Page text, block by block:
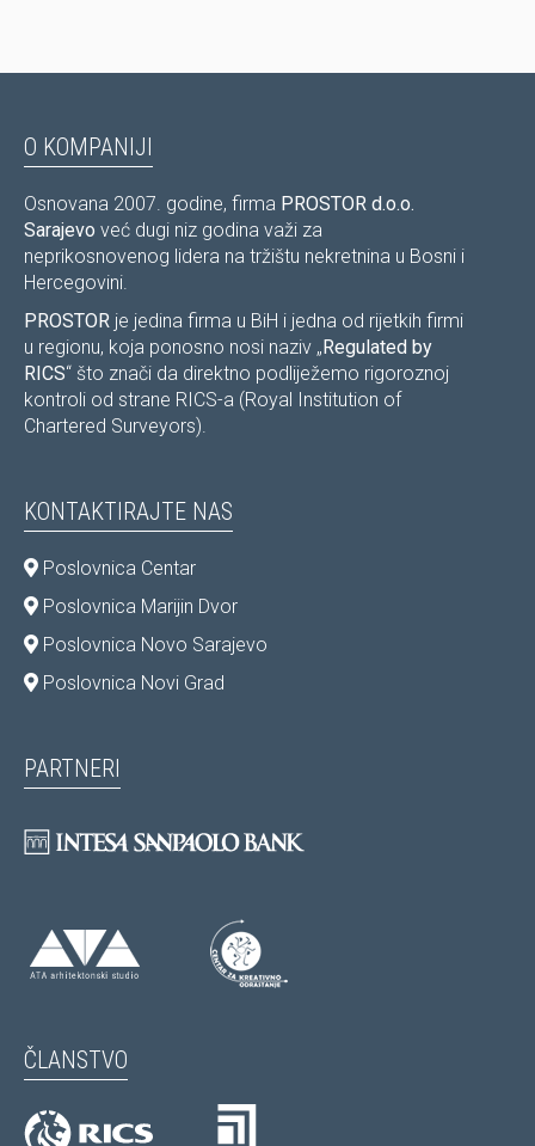
O KOMPANIJI
Osnovana 2007. godine, firma PROSTOR d.o.o.
Sarajevo već dugi niz godina važi za
neprikosnovenog lidera na tržištu nekretnina u Bosni i
Hercegovini.
PROSTOR je jedina firma u BiH i jedna od rijetkih firmi
u regionu, koja ponosno nosi naziv „Regulated by
RICS“ što znači da direktno podliježemo rigoroznoj
kontroli od strane RICS-a (Royal Institution of
Chartered Surveyors).
KONTAKTIRAJTE NAS
Poslovnica Centar
Poslovnica Marijin Dvor
Poslovnica Novo Sarajevo
Poslovnica Novi Grad
PARTNERI
ČLANSTVO